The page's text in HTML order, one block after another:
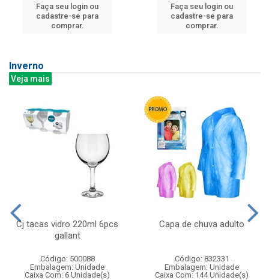
Faça seu login ou
cadastre-se para
comprar.
Faça seu login ou
cadastre-se para
comprar.
Inverno
Veja mais
Cj tacas vidro 220ml 6pcs
gallant
Código: 500088
Embalagem: Unidade
Caixa Com: 6 Unidade(s)
Capa de chuva adulto
Código: 832331
Embalagem: Unidade
Caixa Com: 144 Unidade(s)